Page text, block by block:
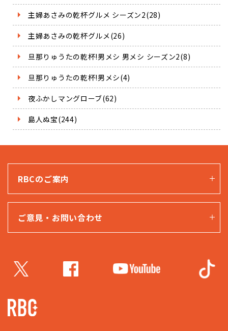
主婦あさみの乾杯グルメ シーズン2(28)
主婦あさみの乾杯グルメ(26)
旦那りゅうたの乾杯!男メシ 男メシ シーズン2(8)
旦那りゅうたの乾杯!男メシ(4)
夜ふかしマングローブ(62)
島人ぬ宝(244)
RBCのご案内
ご意見・お問い合わせ